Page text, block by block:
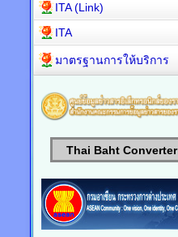
ITA (Link)
ITA
มาตรฐานการให้บริการ
Thai Baht Converter